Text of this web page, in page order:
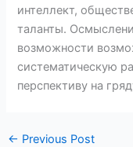
интеллект,
таланты.
возможности
систематическую
перспективу на
← Previous Post